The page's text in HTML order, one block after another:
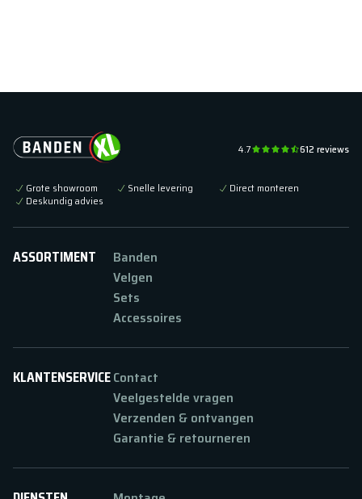
4.7 612 reviews
Grote showroom Snelle levering
Direct monteren
Deskundig advies
ASSORTIMENT
Banden
Velgen
Sets
Accessoires
KLANTENSERVICEContact
Veelgestelde vragen
Verzenden & ontvangen
Garantie & retourneren